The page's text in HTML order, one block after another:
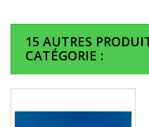
15 AUTRES
CATÉGORIE :